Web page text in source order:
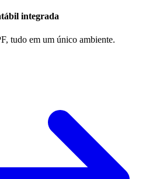
integrada
tudo em um único ambiente.